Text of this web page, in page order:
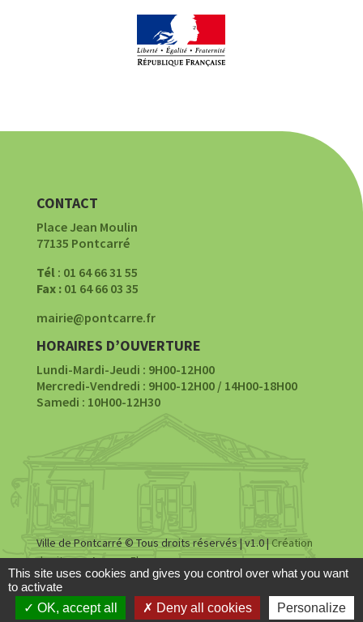
CONTACT
Place Jean Moulin
77135 Pontcarré
Tél: 01 64 66 31 55
Fax :01 64 66 03 35
mairie@pontcarre.fr
HORAIRES D’OUVERTURE
Lundi-Mardi-Jeudi : 9H00-12H00
Mercredi-Vendredi : 9H00-12H00 / 14H00-18H00
Samedi : 10H00-12H30
Ville de Pontcarré © Tous droits réservés | v1.0 | Création
du site par Agence Fluence
Accessibilité| Mentions légales
Politique de
This site uses cookies and gives you control over what you want
to activate
OK, accept all
Deny all cookies Personalize